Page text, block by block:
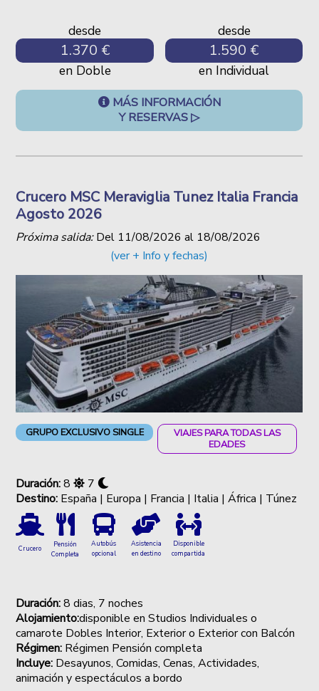
desde
1.370 €
en Doble
desde
1.590 €
en Individual
MÁS INFORMACIÓN
Y RESERVAS ▷
Crucero MSC Meraviglia Tunez Italia Francia
Agosto 2026
Próxima salida:Del 11/08/2026 al 18/08/2026
(ver + Info y fechas)
GRUPO EXCLUSIVO SINGLE
VIAJES PARA TODAS LAS
EDADES
Duración:8
7
Destino: España | Europa | Francia | Italia | África | Túnez
Crucero
Pensión
Completa
Autobús
opcional
Asistencia
en destino
Disponible
compartida
Duración:8 dias, 7 noches
Alojamiento:disponible en Studios Individuales o
camarote Dobles Interior, Exterior o Exterior con Balcón
Régimen: Régimen Pensión completa
Incluye: Desayunos, Comidas, Cenas, Actividades,
animación y espectáculos a bordo